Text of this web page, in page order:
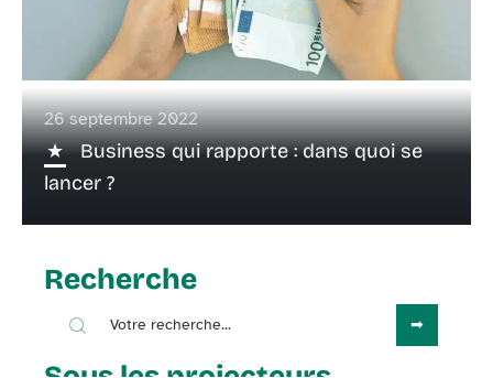
26 septembre 2022
Business qui rapporte : dans quoi se
lancer ?
Recherche